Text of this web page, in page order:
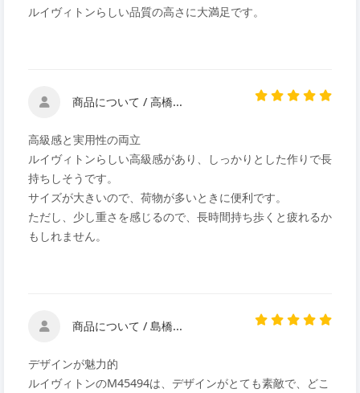
ルイヴィトンらしい品質の高さに大満足です。
商品について / 高橋...
高級感と実用性の両立
ルイヴィトンらしい高級感があり、しっかりとした作りで長
持ちしそうです。
サイズが大きいので、荷物が多いときに便利です。
ただし、少し重さを感じるので、長時間持ち歩くと疲れるか
もしれません。
商品について / 島橋...
デザインが魅力的
ルイヴィトンのM45494は、デザインがとても素敵で、どこ